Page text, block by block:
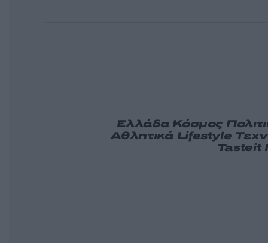
Ελλάδα Κόσμος
Αθλητικά Lifestyle
Tasteit